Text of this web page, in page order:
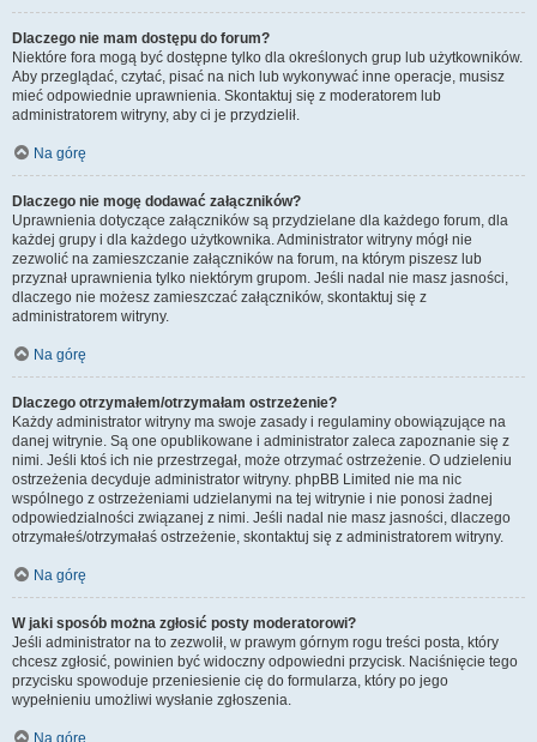
Dlaczego nie mam dostępu do forum?
Niektóre fora mogą być dostępne tylko dla określonych grup lub użytkowników.
Aby przeglądać, czytać, pisać na nich lub wykonywać inne operacje, musisz
mieć odpowiednie uprawnienia. Skontaktuj się z moderatorem lub
administratorem witryny, aby ci je przydzielił.
Na górę
Dlaczego nie mogę dodawać załączników?
Uprawnienia dotyczące załączników są przydzielane dla każdego forum, dla
każdej grupy i dla każdego użytkownika. Administrator witryny mógł nie
zezwolić na zamieszczanie załączników na forum, na którym piszesz lub
przyznał uprawnienia tylko niektórym grupom. Jeśli nadal nie masz jasności,
dlaczego nie możesz zamieszczać załączników, skontaktuj się z
administratorem witryny.
Na górę
Dlaczego otrzymałem/otrzymałam ostrzeżenie?
Każdy administrator witryny ma swoje zasady i regulaminy obowiązujące na
danej witrynie. Są one opublikowane i administrator zaleca zapoznanie się z
nimi. Jeśli ktoś ich nie przestrzegał, może otrzymać ostrzeżenie. O udzieleniu
ostrzeżenia decyduje administrator witryny. phpBB Limited nie ma nic
wspólnego z ostrzeżeniami udzielanymi na tej witrynie i nie ponosi żadnej
odpowiedzialności związanej z nimi. Jeśli nadal nie masz jasności, dlaczego
otrzymałeś/otrzymałaś ostrzeżenie, skontaktuj się z administratorem witryny.
Na górę
W jaki sposób można zgłosić posty moderatorowi?
Jeśli administrator na to zezwolił, w prawym górnym rogu treści posta, który
chcesz zgłosić, powinien być widoczny odpowiedni przycisk. Naciśnięcie tego
przycisku spowoduje przeniesienie cię do formularza, który po jego
wypełnieniu umożliwi wysłanie zgłoszenia.
Na górę